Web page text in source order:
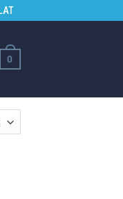
0